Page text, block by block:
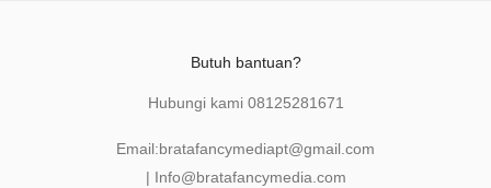
Butuh bantuan?
Hubungi kami 08125281671
Email:bratafancymediapt@gmail.com
| Info@bratafancymedia.com